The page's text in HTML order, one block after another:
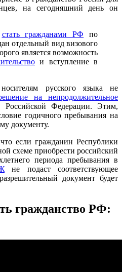
на сегодняшний день он
стать гражданами РФ по
отдельный вид визового
является возможность
и вступление в
русского языка не
на непродолжительное
Российской Федерации. Этим,
годичного пребывания на
документу.
если гражданин Республики
схеме приобрести российский
периода пребывания в
не подаст соответствующее
документ будет
гражданство РФ: